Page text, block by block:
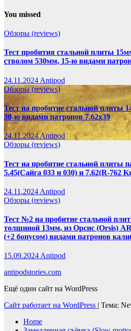
You missed
Обзоры (reviews)
Тест пробития стальной плиты
стволом 530мм, 15-ю видами
24.11.2024 Antipod
Обзоры (reviews)
Тест на пробитие стальной плиты
30-ю видами патронов 7.62х39
24.11.2024Antipod
Обзоры (reviews)
Тест на пробитие стальной плиты
5.45(Сайга 033 и 030) и 7.62(R-762
24.11.2024 Antipod
Обзоры (reviews)
Тест №2 на пробитие стальной
толщиной 13мм, из Орсис (Orsis)
(+2 бонусом) видами патронов
15.09.2024 Antipod
antipodstories.com
Ещё один сайт на WordPress
Сайт работает на WordPress | Тема:
Home